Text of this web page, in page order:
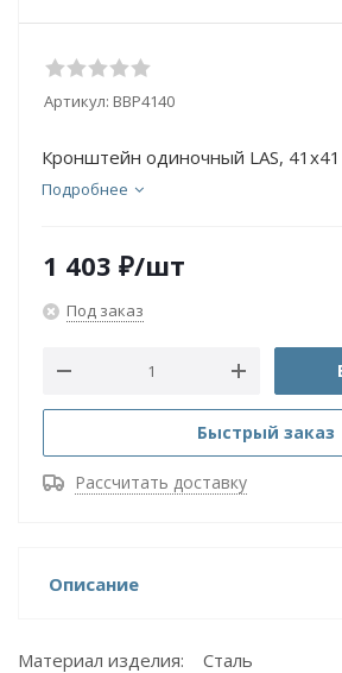
Артикул: BBP4140
Кронштейн одиночный LAS,
Подробнее
1 403 ₽/шт
Под заказ
Быстрый заказ
Рассчитать доставку
Описание
Материал изделия: Сталь